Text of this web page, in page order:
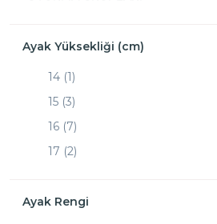
Ayak Yüksekliği (cm)
14 (1)
15 (3)
16 (7)
17 (2)
Ayak Rengi